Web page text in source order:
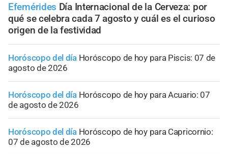
Efemérides Día Internacional de la Cerveza: por
qué se celebra cada 7 agosto y cuál es el curioso
origen de la festividad
Horóscopo del día Horóscopo de hoy para Piscis: 07 de
agosto de 2026
Horóscopo del día Horóscopo de hoy para Acuario: 07
de agosto de 2026
Horóscopo del día Horóscopo de hoy para Capricornio:
07 de agosto de 2026